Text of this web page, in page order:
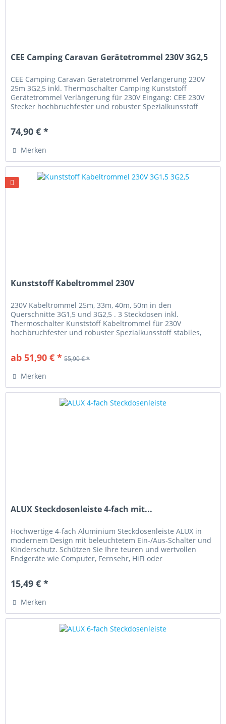
CEE Camping Caravan Gerätetrommel 230V 3G2,5
CEE Camping Caravan Gerätetrommel Verlängerung 230V
25m 3G2,5 inkl. Thermoschalter Camping Kunststoff
Gerätetrommel Verlängerung für 230V Eingang: CEE 230V
Stecker hochbruchfester und robuster Spezialkunsstoff
74,90 € *
Merken
Kunststoff Kabeltrommel 230V
230V Kabeltrommel 25m, 33m, 40m, 50m in den
Querschnitte 3G1,5 und 3G2,5 . 3 Steckdosen inkl.
Thermoschalter Kunststoff Kabeltrommel für 230V
hochbruchfester und robuster Spezialkunsstoff stabiles,
ab 51,90 € * 55,90 € *
Merken
ALUX Steckdosenleiste 4-fach mit...
Hochwertige 4-fach Aluminium Steckdosenleiste ALUX in
modernem Design mit beleuchtetem Ein-/Aus-Schalter und
Kinderschutz. Schützen Sie Ihre teuren und wertvollen
Endgeräte wie Computer, Fernsehr, HiFi oder
15,49 € *
Merken